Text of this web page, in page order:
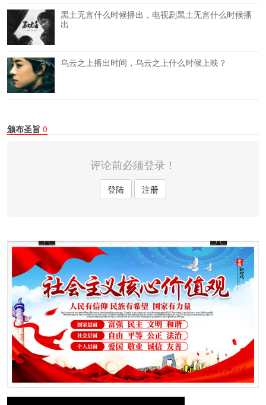
黑土无言什么时候播出，电视剧黑土无言什么时候播
出
乌云之上播出时间，乌云之上什么时候上映？
颁布圣旨 0
评论前必须登录！
登陆 注册